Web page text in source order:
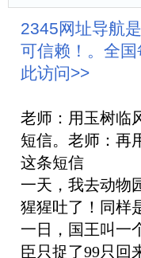
2345网址导航
可信赖！。全
此访问>>
老师：用玉树临
短信。老师：再
这条短信
一天，我去动物
猩猩吐了！同样
一日，国王叫一
臣只捉了99只回